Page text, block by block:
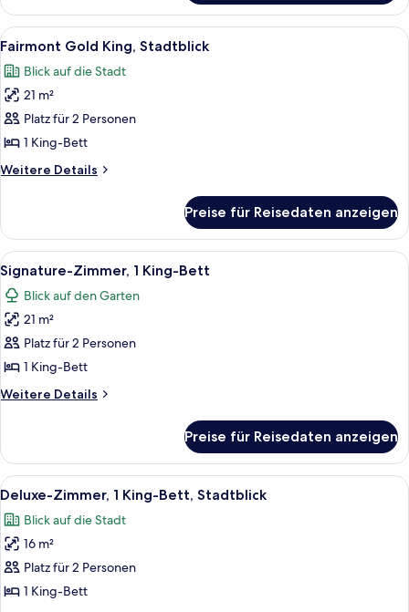
Gold
King,
Flussblick
Alle
Fotos
für
Fairmont
Gold
King,
Stadtblick
anzeigen
Ein Hotelzimmer mit einem großen
6
Fairmont Gold King, Stadtblick
Blick auf die Stadt
21 m²
Platz für 2 Personen
1 King-Bett
Weitere Details
Weitere
Gold
King,
Stadtblick
Preise für Reisedaten anzeigen
Alle
Fotos
für
Signature-
Zimmer,
1 King-
Bett
anzeigen
Ein Hotelzimmer mit einem großen
6
Signature-Zimmer, 1 King-Bett
Blick auf den Garten
21 m²
Platz für 2 Personen
1 King-Bett
Weitere Details
Weitere
Zimmer,
1 King-
Bett
Preise für Reisedaten anzeigen
Alle
Fotos
für
Deluxe-
Zimmer,
1 King-
Ein Hotelzimmer mit Bett,
9
Deluxe-Zimmer, 1 King-Bett, Stadtblick
Blick auf die Stadt
16 m²
Platz für 2 Personen
1 King-Bett